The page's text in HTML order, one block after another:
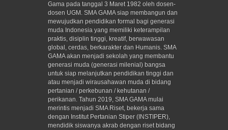
Gama pada tanggal 3 Maret 1982 oleh dosen-
dosen UGM. SMA GAMA siap membangun dan
mewujudkan pendidikan formal bagi generasi
muda Indonesia yang memiliki keterampilan
praktis, disiplin tinggi, kreatif, berwawasan
global, cerdas, berkarakter dan Humanis. SMA
GAMA akan menjadi sekolah yang membantu
generasi muda (generasi milenial) bangsa
untuk siap melanjutkan pendidikan tinggi dan
atau menjadi wirausahawan muda di bidang
pertanian / perkebunan / kehutanan /
perikanan. Tahun 2019, SMA GAMA mulai
merintis menjadi SMA Riset, bekerja sama
dengan Institut Pertanian Stiper (INSTIPER),
mendidik siswanya akrab dengan riset bidang